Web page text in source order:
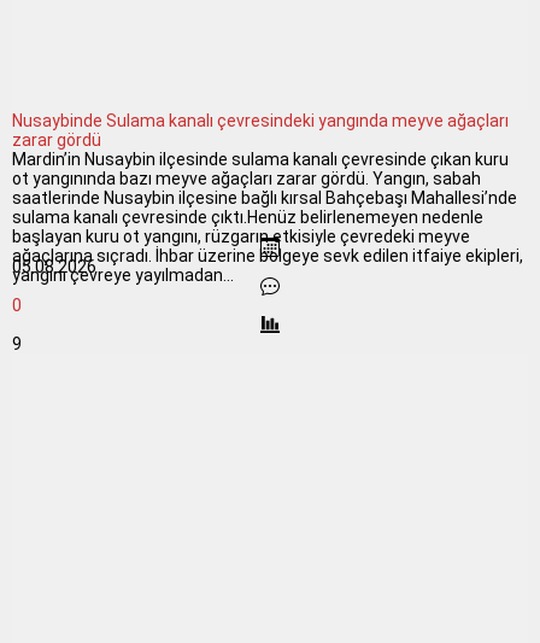
Nusaybinde Sulama kanalı çevresindeki yangında meyve ağaçları
zarar gördü
Mardin’in Nusaybin ilçesinde sulama kanalı çevresinde çıkan kuru
ot yangınında bazı meyve ağaçları zarar gördü. Yangın, sabah
saatlerinde Nusaybin ilçesine bağlı kırsal Bahçebaşı Mahallesi’nde
sulama kanalı çevresinde çıktı.Henüz belirlenemeyen nedenle
başlayan kuru ot yangını, rüzgarın etkisiyle çevredeki meyve
ağaçlarına sıçradı. İhbar üzerine bölgeye sevk edilen itfaiye ekipleri,
yangını çevreye yayılmadan...
05.08.2026
0
9